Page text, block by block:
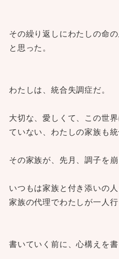
その繰り返しにわたしの命
と思った。
わたしは、統合失調症だ。
大切な、愛しくて、この世
ていない、わたしの家族も統
その家族が、先月、調子を崩
いつもは家族と付き添いの
家族の代理でわたしが一人行
書いていく前に、心構えを書